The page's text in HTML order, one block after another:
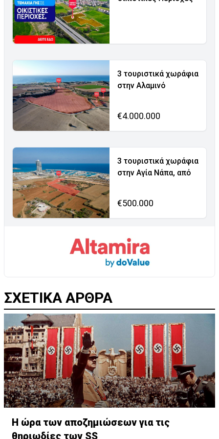
3 τουριστικά χωράφια
στην Αλαμινό
€4.000.000
3 τουριστικά χωράφια
στην Αγία Νάπα, από
€500.000
ΣΧΕΤΙΚΑ ΑΡΘΡΑ
Η ώρα των αποζημιώσεων για τις
θηριωδίες των SS